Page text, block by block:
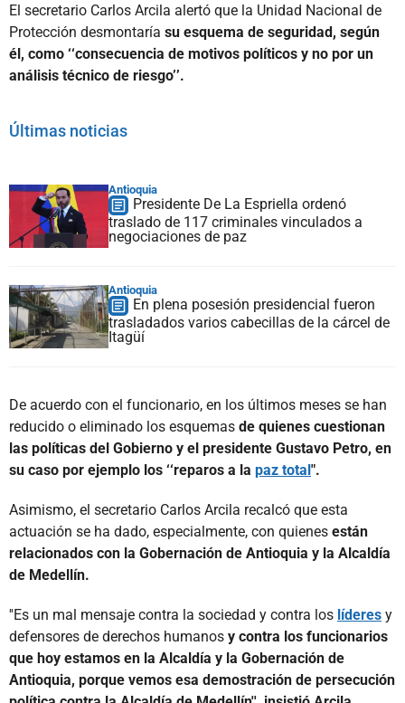
El secretario Carlos Arcila alertó que la Unidad Nacional de
Protección desmontaría su esquema de seguridad, según
él, como ‘‘consecuencia de motivos políticos y no por un
análisis técnico de riesgo’’.
Últimas noticias
Antioquia
Presidente De La Espriella ordenó
traslado de 117 criminales vinculados a
negociaciones de paz
Antioquia
En plena posesión presidencial fueron
trasladados varios cabecillas de la cárcel de
Itagüí
De acuerdo con el funcionario, en los últimos meses se han
reducido o eliminado los esquemas de quienes cuestionan
las políticas del Gobierno y el presidente Gustavo Petro, en
su caso por ejemplo los ‘‘reparos a la paz total".
Asimismo, el secretario Carlos Arcila recalcó que esta
actuación se ha dado, especialmente, con quienes están
relacionados con la Gobernación de Antioquia y la Alcaldía
de Medellín.
''Es un mal mensaje contra la sociedad y contra los líderes y
defensores de derechos humanos y contra los funcionarios
que hoy estamos en la Alcaldía y la Gobernación de
Antioquia, porque vemos esa demostración de persecución